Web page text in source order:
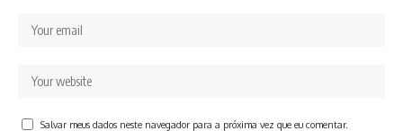
Salvar meus dados neste navegador para a próxima vez que eu comentar.